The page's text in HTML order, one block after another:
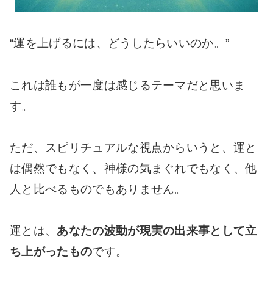
“運を上げるには、どうしたらいいのか。”
これは誰もが一度は感じるテーマだと思いま
す。
ただ、スピリチュアルな視点からいうと、運と
は偶然でもなく、神様の気まぐれでもなく、他
人と比べるものでもありません。
運とは、 あなたの波動が現実の出来事として立
ち上がったものです。